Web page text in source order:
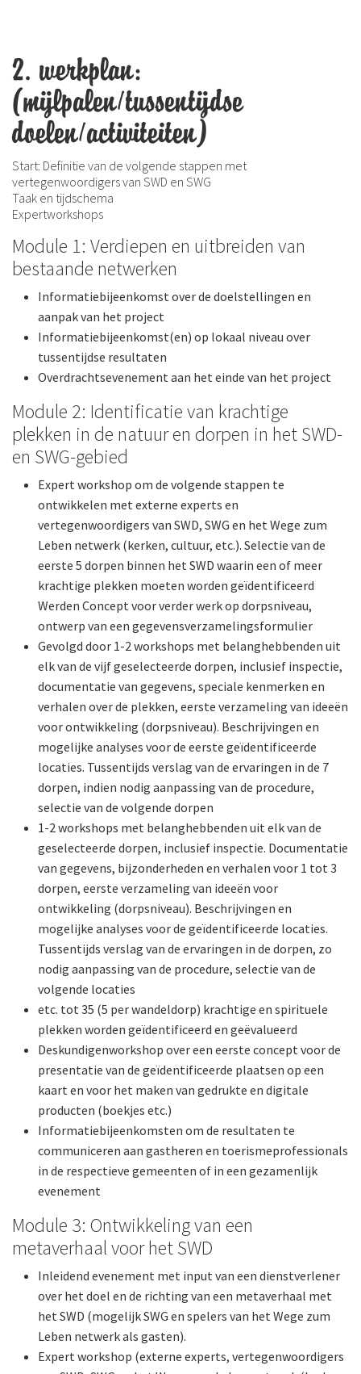
2. werkplan:
(mijlpalen/tussentijdse
doelen/activiteiten)
Start: Definitie van de volgende stappen met
vertegenwoordigers van SWD en SWG
Taak en tijdschema
Expertworkshops
Module 1: Verdiepen en uitbreiden van
bestaande netwerken
Informatiebijeenkomst over de doelstellingen en
aanpak van het project
Informatiebijeenkomst(en) op lokaal niveau over
tussentijdse resultaten
Overdrachtsevenement aan het einde van het project
Module 2: Identificatie van krachtige
plekken in de natuur en dorpen in het SWD-
en SWG-gebied
Expert workshop om de volgende stappen te
ontwikkelen met externe experts en
vertegenwoordigers van SWD, SWG en het Wege zum
Leben netwerk (kerken, cultuur, etc.). Selectie van de
eerste 5 dorpen binnen het SWD waarin een of meer
krachtige plekken moeten worden geïdentificeerd
Werden Concept voor verder werk op dorpsniveau,
ontwerp van een gegevensverzamelingsformulier
Gevolgd door 1-2 workshops met belanghebbenden uit
elk van de vijf geselecteerde dorpen, inclusief inspectie,
documentatie van gegevens, speciale kenmerken en
verhalen over de plekken, eerste verzameling van ideeën
voor ontwikkeling (dorpsniveau). Beschrijvingen en
mogelijke analyses voor de eerste geïdentificeerde
locaties. Tussentijds verslag van de ervaringen in de 7
dorpen, indien nodig aanpassing van de procedure,
selectie van de volgende dorpen
1-2 workshops met belanghebbenden uit elk van de
geselecteerde dorpen, inclusief inspectie. Documentatie
van gegevens, bijzonderheden en verhalen voor 1 tot 3
dorpen, eerste verzameling van ideeën voor
ontwikkeling (dorpsniveau). Beschrijvingen en
mogelijke analyses voor de geïdentificeerde locaties.
Tussentijds verslag van de ervaringen in de dorpen, zo
nodig aanpassing van de procedure, selectie van de
volgende locaties
etc. tot 35 (5 per wandeldorp) krachtige en spirituele
plekken worden geïdentificeerd en geëvalueerd
Deskundigenworkshop over een eerste concept voor de
presentatie van de geïdentificeerde plaatsen op een
kaart en voor het maken van gedrukte en digitale
producten (boekjes etc.)
Informatiebijeenkomsten om de resultaten te
communiceren aan gastheren en toerismeprofessionals
in de respectieve gemeenten of in een gezamenlijk
evenement
Module 3: Ontwikkeling van een
metaverhaal voor het SWD
Inleidend evenement met input van een dienstverlener
over het doel en de richting van een metaverhaal met
het SWD (mogelijk SWG en spelers van het Wege zum
Leben netwerk als gasten).
Expert workshop (externe experts, vertegenwoordigers